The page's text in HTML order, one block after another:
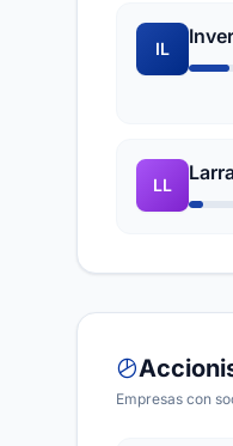
IL
LL
Empresas con